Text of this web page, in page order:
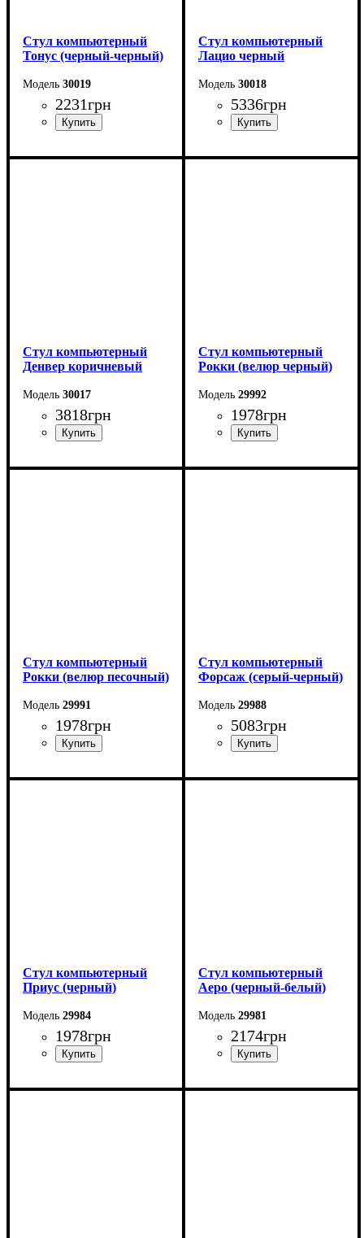
Стул компьютерный
Тонус (черный-черный)
30019
2231грн
Стул компьютерный
Лацио черный
30018
5336грн
Стул компьютерный
Денвер коричневый
30017
3818грн
Стул компьютерный
Рокки (велюр черный)
29992
1978грн
Стул компьютерный
Рокки (велюр песочный)
29991
1978грн
Стул компьютерный
Форсаж (серый-черный)
29988
5083грн
Стул компьютерный
Приус (черный)
29984
1978грн
Стул компьютерный
Аеро (черный-белый)
29981
2174грн